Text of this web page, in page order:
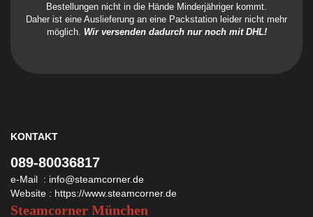
Bestellungen nicht in die Hände Minderjähriger kommt.
Daher ist eine Auslieferung an eine Packstation leider nicht mehr
möglich. Wir versenden dadurch nur noch mit DHL!
KONTAKT
089-80036817
e-Mail : info@steamcorner.de
Website : https://www.steamcorner.de
Steamcorner München